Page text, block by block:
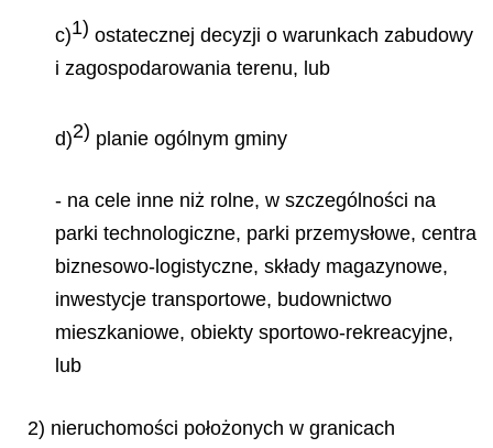
c)1) ostatecznej decyzji o warunkach zabudowy
i zagospodarowania terenu, lub
d)2) planie ogólnym gminy
- na cele inne niż rolne, w szczególności na
parki technologiczne, parki przemysłowe, centra
biznesowo-logistyczne, składy magazynowe,
inwestycje transportowe, budownictwo
mieszkaniowe, obiekty sportowo-rekreacyjne,
lub
2) nieruchomości położonych w granicach